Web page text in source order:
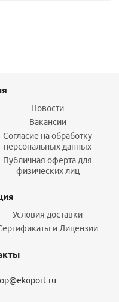
Новости
Вакансии
Согласие на обработку
персональных данных
Публичная оферта для
физических лиц
Условия доставки
и Лицензии